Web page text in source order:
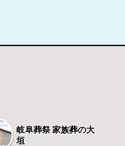
岐阜葬祭 家族葬の大
垣